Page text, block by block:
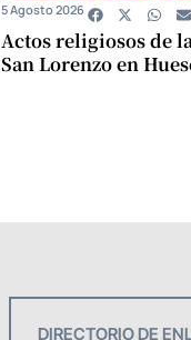
Actos religiosos de
San Lorenzo en
5 Agosto 2026
DIRECTORIO DE